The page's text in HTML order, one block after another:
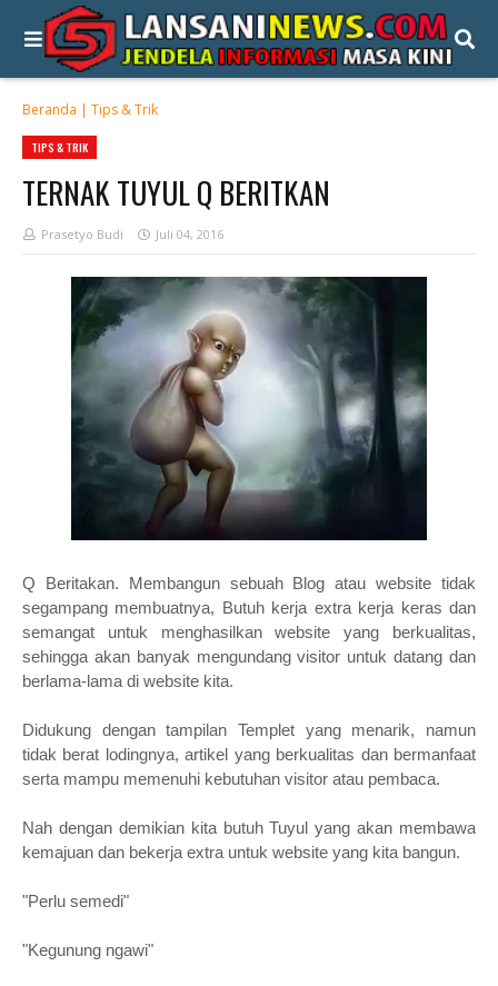
Beranda | Tips & Trik
TIPS & TRIK
TERNAK TUYUL Q BERITKAN
Prasetyo Budi Juli 04, 2016
Q Beritakan. Membangun sebuah Blog atau website tidak
segampang membuatnya, Butuh kerja extra kerja keras dan
semangat untuk menghasilkan website yang berkualitas,
sehingga akan banyak mengundang visitor untuk datang dan
berlama-lama di website kita.
Didukung dengan tampilan Templet yang menarik, namun
tidak berat lodingnya, artikel yang berkualitas dan bermanfaat
serta mampu memenuhi kebutuhan visitor atau pembaca.
Nah dengan demikian kita butuh Tuyul yang akan membawa
kemajuan dan bekerja extra untuk website yang kita bangun.
"Perlu semedi"
"Kegunung ngawi"